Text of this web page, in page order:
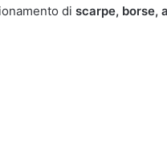
di scarpe, borse,